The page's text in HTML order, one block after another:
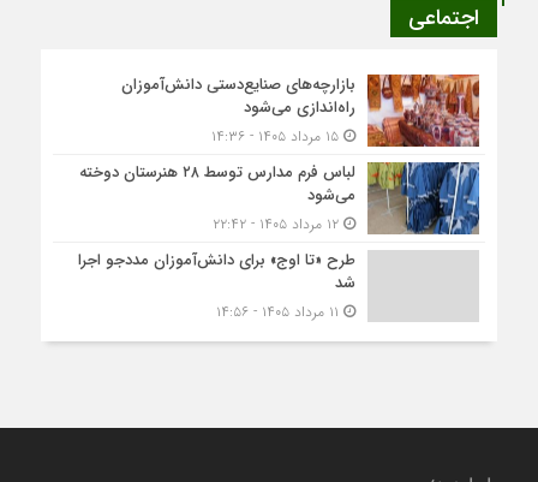
اجتماعی
بازارچه‌های صنایع‌دستی دانش‌آموزان
راه‌اندازی می‌شود
۱۵ مرداد ۱۴۰۵ - ۱۴:۳۶
لباس فرم مدارس توسط ۲۸ هنرستان‌ دوخته
می‌شود
۱۲ مرداد ۱۴۰۵ - ۲۲:۴۲
طرح «تا اوج» برای دانش‌آموزان مددجو اجرا
شد